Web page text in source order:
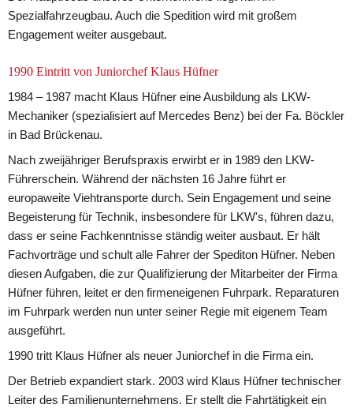
Spezialfahrzeugbau. Auch die Spedition wird mit großem
Engagement weiter ausgebaut.
1990 Eintritt von Juniorchef Klaus Hüfner
1984 – 1987 macht Klaus Hüfner eine Ausbildung als LKW-
Mechaniker (spezialisiert auf Mercedes Benz) bei der Fa. Böckler
in Bad Brückenau.
Nach zweijähriger Berufspraxis erwirbt er in 1989 den LKW-
Führerschein. Während der nächsten 16 Jahre führt er
europaweite Viehtransporte durch. Sein Engagement und seine
Begeisterung für Technik, insbesondere für LKW's, führen dazu,
dass er seine Fachkenntnisse ständig weiter ausbaut. Er hält
Fachvorträge und schult alle Fahrer der Spediton Hüfner. Neben
diesen Aufgaben, die zur Qualifizierung der Mitarbeiter der Firma
Hüfner führen, leitet er den firmeneigenen Fuhrpark. Reparaturen
im Fuhrpark werden nun unter seiner Regie mit eigenem Team
ausgeführt.
1990 tritt Klaus Hüfner als neuer Juniorchef in die Firma ein.
Der Betrieb expandiert stark. 2003 wird Klaus Hüfner technischer
Leiter des Familienunternehmens. Er stellt die Fahrtätigkeit ein